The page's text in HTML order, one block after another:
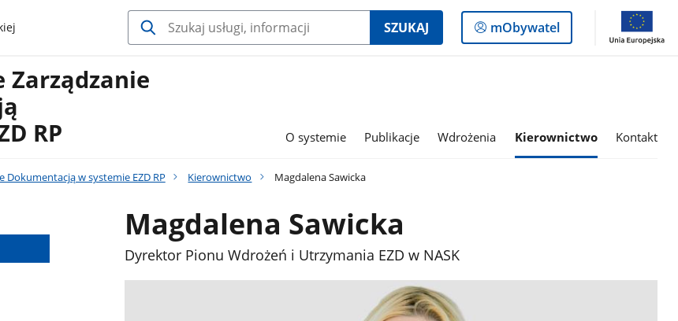
SZUKAJ
Logowanie
do
mObywatel
Zarządzanie
RP
O systemie Publikacje Wdrożenia Kierownictwo Kontakt
Dokumentacją w systemie EZD RP Kierownictwo Magdalena Sawicka
Magdalena Sawicka
Dyrektor Pionu Wdrożeń i Utrzymania EZD w NASK